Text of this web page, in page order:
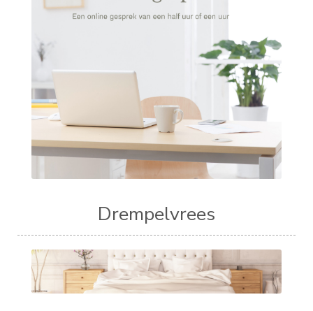
Drempelvrees